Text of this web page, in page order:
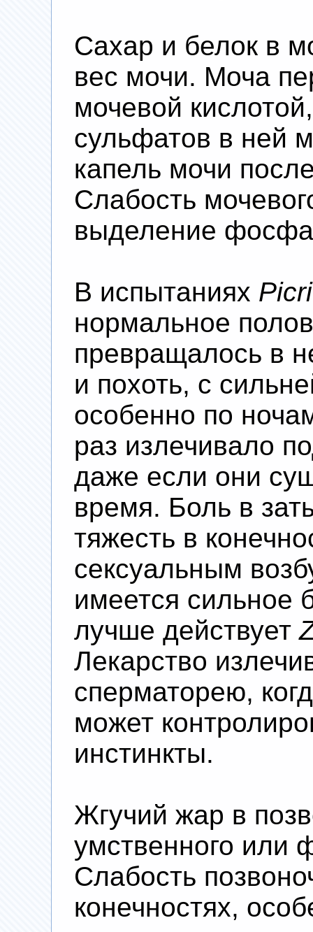
Сахар и белок в
вес мочи. Моча
мочевой
сульфатов в ней
капель мочи
Слабость
выделение
В испытаниях
нормальное
превращалось в
и похоть, с
особенно по
раз излечивало
даже если они
время. Боль в
тяжесть в
сексуальным
имеется сильное
лучше действует
Лекарство
сперматорею,
может
инстинкты.
Жгучий жар в
умственного или
Слабость
конечностях,